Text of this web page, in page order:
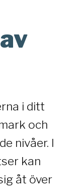
i ditt
och
nivåer. I
kan
åt över